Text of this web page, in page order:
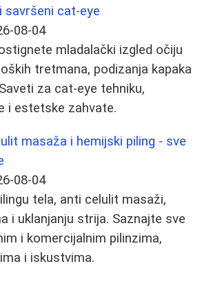
savršeni cat-eye
08-04
mladalački izgled očiju
tretmana, podizanja kapaka
za cat-eye tehniku,
i estetske zahvate.
masaža i hemijski piling - sve
08-04
tela, anti celulit masaži,
i uklanjanju strija. Saznajte sve
i komercijalnim pilinzima,
i iskustvima.